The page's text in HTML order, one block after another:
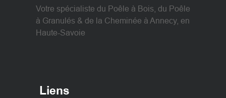
Votre spécialiste du Poêle à Bois, du Poêle
à Granulés & de la Cheminée à Annecy, en
Haute-Savoie
Liens